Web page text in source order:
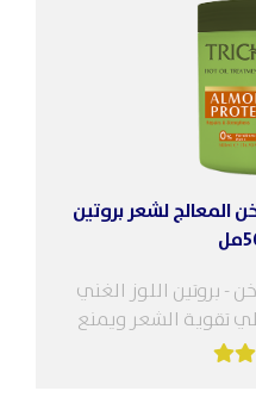
المعالج لشعر بروتين
- بروتين اللوز الغني
تقوية الشعر ويمنع
المتقصفة...